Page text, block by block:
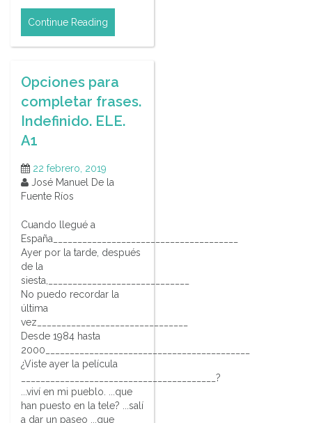
Continue Reading
Opciones para
completar frases.
Indefinido. ELE.
A1
22 febrero, 2019
José Manuel De la
Fuente Ríos
Cuando llegué a
España______________________________________
Ayer por la tarde, después
de la
siesta,_____________________________
No puedo recordar la
última
vez_______________________________
Desde 1984 hasta
2000__________________________________________
¿Viste ayer la película
________________________________________?
...viví en mi pueblo. ...que
han puesto en la tele? ...salí
a dar un paseo ...que